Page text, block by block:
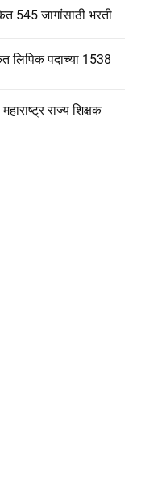
545 जागांसाठी भरती
लिपिक पदाच्या 1538
राज्य शिक्षक